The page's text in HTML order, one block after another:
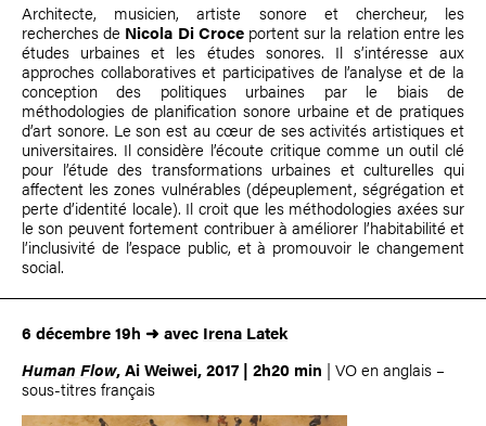
Architecte, musicien, artiste sonore et chercheur, les
recherches de Nicola Di Croceportent sur la relation entre les
études urbaines et les études sonores. Il s’intéresse aux
approches collaboratives et participatives de l’analyse et de la
conception des politiques urbaines par le biais de
méthodologies de planification sonore urbaine et de pratiques
d’art sonore. Le son est au cœur de ses activités artistiques et
universitaires. Il considère l’écoute critique comme un outil clé
pour l’étude des transformations urbaines et culturelles qui
affectent les zones vulnérables (dépeuplement, ségrégation et
perte d’identité locale). Il croit que les méthodologies axées sur
le son peuvent fortement contribuer à améliorer l’habitabilité et
l’inclusivité de l’espace public, et à promouvoir le changement
social.
6 décembre 19h ➜ avec Irena Latek
Human Flow, Ai Weiwei, 2017| 2h20 min | VO en anglais –
sous-titres français